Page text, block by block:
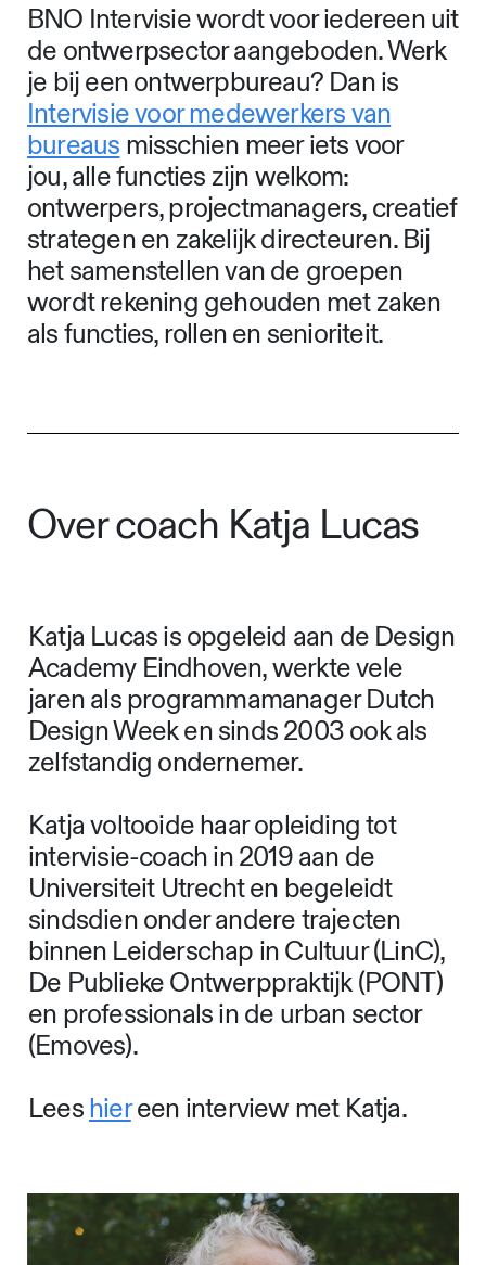
BNO Intervisie wordt voor iedereen uit
de ontwerpsector aangeboden. Werk
je bij een ontwerpbureau? Dan is
Intervisie voor medewerkers van
bureaus misschien meer iets voor
jou, alle functies zijn welkom:
ontwerpers, projectmanagers, creatief
strategen en zakelijk directeuren. Bij
het samenstellen van de groepen
wordt rekening gehouden met zaken
als functies, rollen en senioriteit.
Over coach Katja Lucas
Katja Lucas is opgeleid aan de Design
Academy Eindhoven, werkte vele
jaren als programmamanager Dutch
Design Week en sinds 2003 ook als
zelfstandig ondernemer.
Katja voltooide haar opleiding tot
intervisie-coach in 2019 aan de
Universiteit Utrecht en begeleidt
sindsdien onder andere trajecten
binnen Leiderschap in Cultuur (LinC),
De Publieke Ontwerppraktijk (PONT)
en professionals in de urban sector
(Emoves).
Leeshiereen interview met Katja.